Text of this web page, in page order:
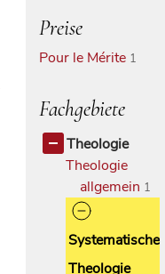
Preise
Pour le Mérite 1
Fachgebiete
Theologie
Theologie
allgemein 1
Systematische
Theologie